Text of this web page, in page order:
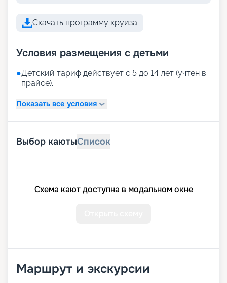
Скачать программу круиза
Условия размещения с детьми
●Детский тариф действует с 5 до 14 лет (учтен в
прайсе).
Показать все условия
Выбор каютыСписок
Схема кают доступна в модальном окне
Маршрут и экскурсии